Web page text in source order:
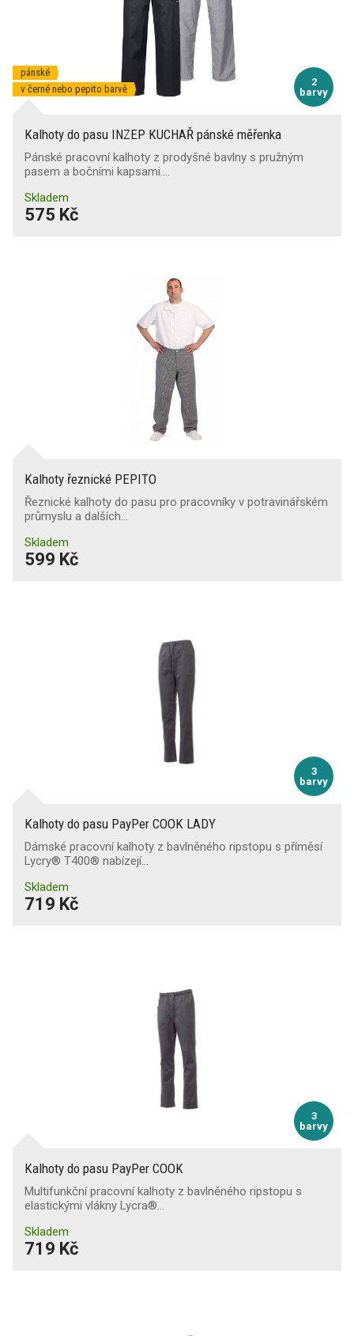
2
barvy
pánské
v černé nebo pepito barvě
Kalhoty do pasu INZEP KUCHAŘ pánské měřenka
Pánské pracovní kalhoty z prodyšné bavlny s pružným
pasem a bočními kapsami.…
Skladem
575 Kč
Kalhoty řeznické PEPITO
Řeznické kalhoty do pasu pro pracovníky v potravinářském
průmyslu a dalších…
Skladem
599 Kč
3
barvy
Kalhoty do pasu PayPer COOK LADY
Dámské pracovní kalhoty z bavlněného ripstopu s příměsí
Lycry® T400® nabízejí…
Skladem
719 Kč
3
barvy
Kalhoty do pasu PayPer COOK
Multifunkční pracovní kalhoty z bavlněného ripstopu s
elastickými vlákny Lycra®…
Skladem
719 Kč